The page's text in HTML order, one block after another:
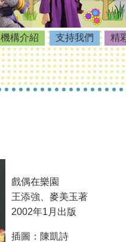
機構介紹 支持我們 精
戲偶在樂園
王添強、麥美玉著
2002年1月出版
插圖：陳凱詩